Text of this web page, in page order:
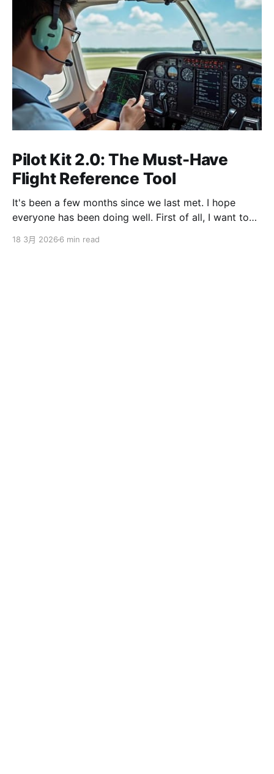
Pilot Kit 2.0: The Must-Have
Flight Reference Tool
It's been a few months since we last met. I hope
everyone has been doing well. First of all, I want to
ServBay 2.0 I promised you before the New Year has
18 3月 2026 6 min read